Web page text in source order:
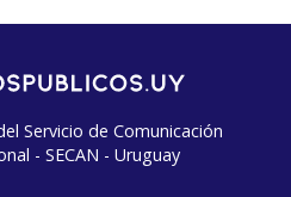
Servicio de Comunicación
- SECAN - Uruguay